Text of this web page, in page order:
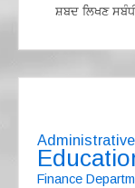
ਸ਼ਬਦ ਲਿਖਣ
Finance